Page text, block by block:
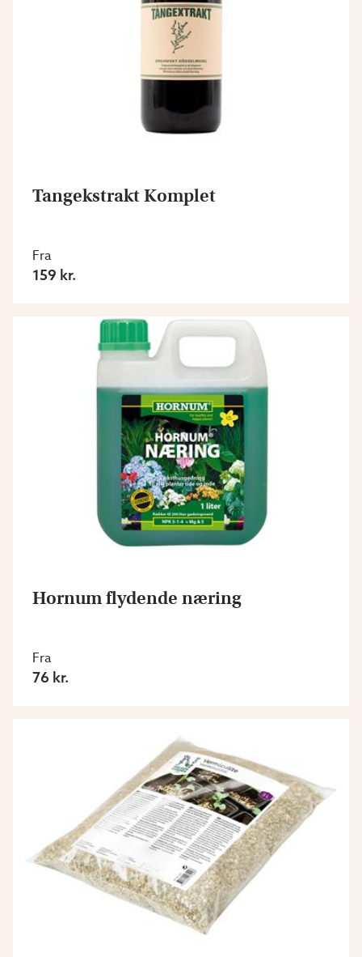
Tangekstrakt Komplet
Fra
159 kr.
Hornum flydende næring
Fra
76 kr.